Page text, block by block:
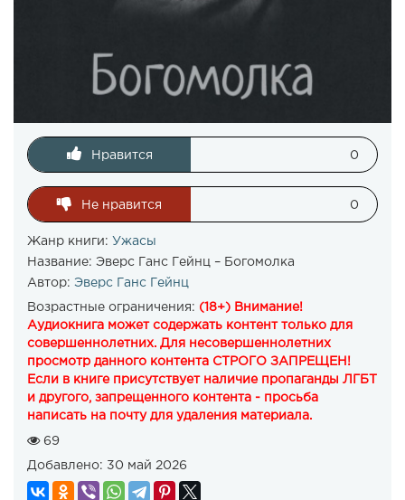
Нравится 0
Не нравится 0
Жанр книги: Ужасы
Название: Эверс Ганс Гейнц – Богомолка
Автор: Эверс Ганс Гейнц
Возрастные ограничения: (18+) Внимание!
Аудиокнига может содержать контент только для
совершеннолетних. Для несовершеннолетних
просмотр данного контента СТРОГО ЗАПРЕЩЕН!
Если в книге присутствует наличие пропаганды ЛГБТ
и другого, запрещенного контента - просьба
написать на почту для удаления материала.
69
Добавлено: 30 май 2026